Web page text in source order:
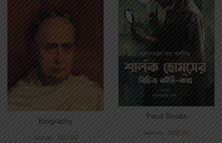
Biography
200.00 160.00
Parul Books
400.00 320.00